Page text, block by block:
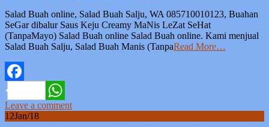
Salad Buah online, Salad Buah Salju, WA 085710010123, Buahan
SeGar dibalur Saus Keju Creamy MaNis LeZat SeHat
(TanpaMayo) Salad Buah online Salad Buah online. Kami menjual
Salad Buah Salju, Salad Buah Manis (TanpaRead More…
Facebook
WhatsApp
Leave a comment
12Jan/18